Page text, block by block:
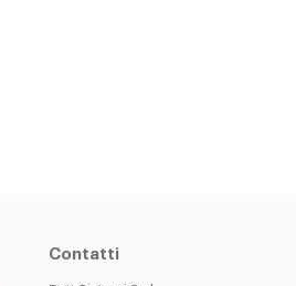
Contatti